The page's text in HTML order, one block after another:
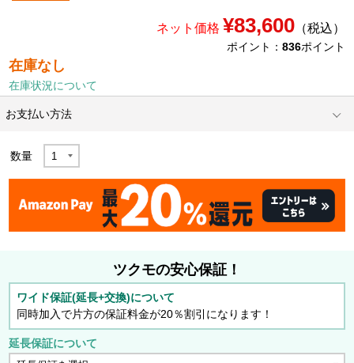
ネット価格 ¥83,600（税込）
ポイント： 836ポイント
在庫なし
在庫状況について
お支払い方法
数量
ツクモの安心保証！
ワイド保証(延長+交換)について
同時加入で片方の保証料金が20％割引になります！
延長保証について